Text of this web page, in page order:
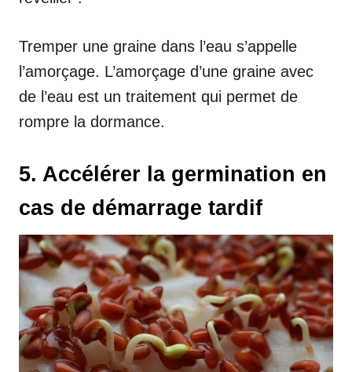
Tremper une graine dans l’eau s’appelle
l’amorçage. L’amorçage d’une graine avec
de l’eau est un traitement qui permet de
rompre la dormance.
5. Accélérer la germination en
cas de démarrage tardif